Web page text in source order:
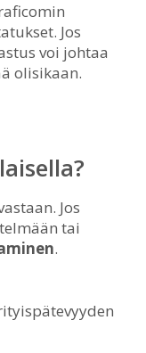
Jos
voi johtaa
olisikaan.
Jos
tai
.